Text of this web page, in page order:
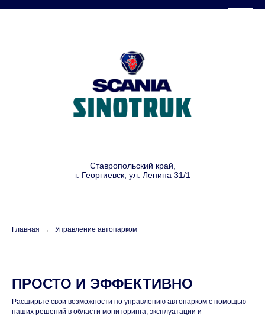
Ставропольский край,
г. Георгиевск, ул. Ленина 31/1
Главная → Управление автопарком
ПРОСТО И ЭФФЕКТИВНО
Расширьте свои возможности по управлению автопарком с помощью
наших решений в области мониторинга, эксплуатации и